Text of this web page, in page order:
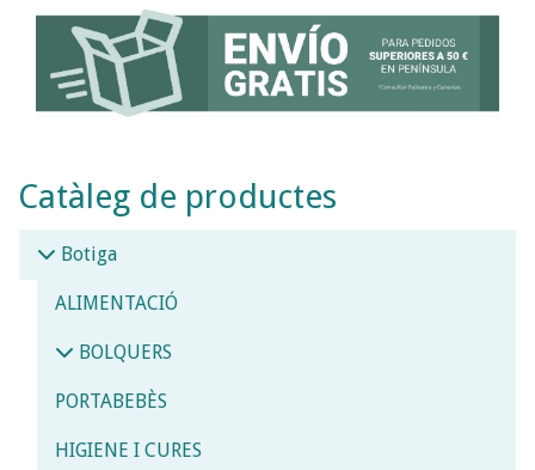
Catàleg de productes
Botiga
ALIMENTACIÓ
BOLQUERS
PORTABEBÈS
HIGIENE I CURES